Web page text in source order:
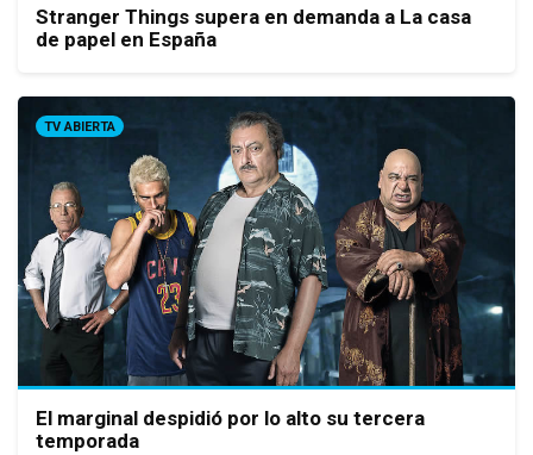
Stranger Things supera en demanda a La casa
de papel en España
TV ABIERTA
El marginal despidió por lo alto su tercera
temporada